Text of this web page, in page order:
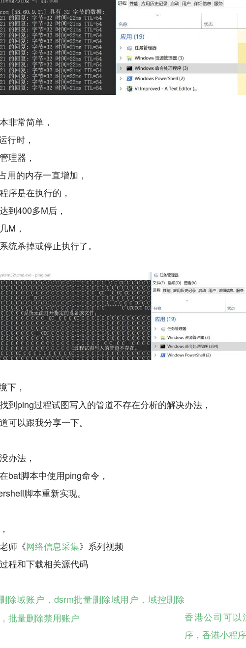
非常简单，
行时，
理器，
用的内存一直增加，
序是在执行的，
到400多M后，
M，
统杀掉或停止执行了。
下，
到ping过程试图写入的管道不存在分析的解决办法，
可以跟我分享一下。
办法，
bat脚本中使用ping命令，
脚本重新实现。
师《网络信息采集》系列视频
除域账户，dsrm批量删除域用户，域控删除
批量删除禁用账户
香港公司可以
序，香港小程